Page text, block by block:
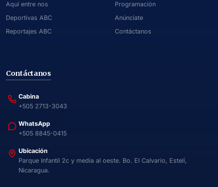
Aquí entre nos
Deportivas ABC
Reportajes ABC
Programación
Anúnciate
Contáctanos
Contáctanos
Cabina
+505 2713-3043
WhatsApp
+505 8845-0415
Ubicación
Parque Infantil 2c y media al oeste. Bo. El Calvario, Estelí,
Nicaragua.